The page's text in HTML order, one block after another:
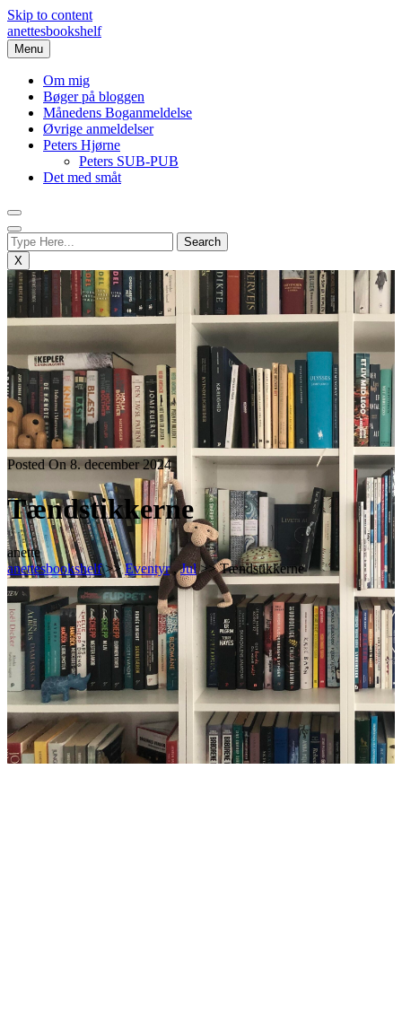
Skip to content
anettesbookshelf
Menu
Om mig
Bøger på bloggen
Månedens Boganmeldelse
Øvrige anmeldelser
Peters Hjørne
Peters SUB-PUB
Det med småt
X
Posted On 8. december 2024
Tændstikkerne
anette
anettesbookshelf>>Eventyr,Jul>> Tændstikkerne